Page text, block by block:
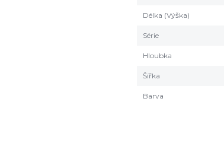
Délka (Výška)
Série
Hloubka
Šířka
Barva